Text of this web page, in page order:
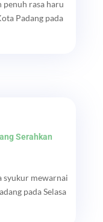
penuh rasa haru
Padang pada
Serahkan
syukur mewarnai
pada Selasa